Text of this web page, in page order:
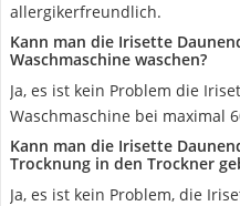
allergikerfreundlich.
Kann man die Irisette
Waschmaschine waschen?
Ja, es ist kein Problem die
Waschmaschine bei maximal
Kann man die Irisette
Trocknung in den Trockner
Ja, es ist kein Problem, die